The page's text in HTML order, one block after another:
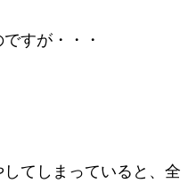
すが・・・
てしまっていると、全